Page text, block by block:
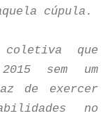
cúpula.
que
sem um
de exercer
no